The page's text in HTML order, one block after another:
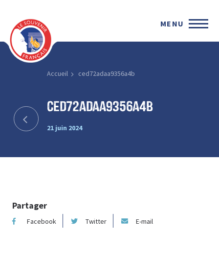
MENU
Accueil ced72adaa9356a4b
ced72adaa9356a4b
21 juin 2024
Partager
Facebook Twitter E-mail